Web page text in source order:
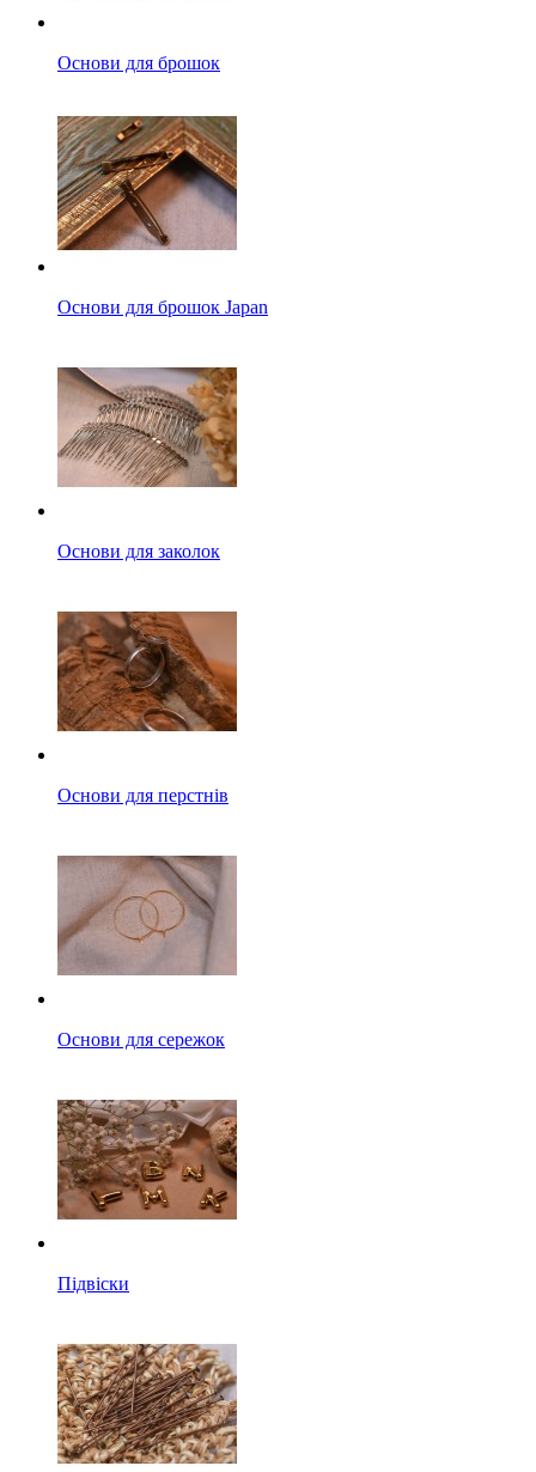
Основи для брошок
Основи для брошок Japan
Основи для заколок
Основи для перстнів
Основи для сережок
Підвіски